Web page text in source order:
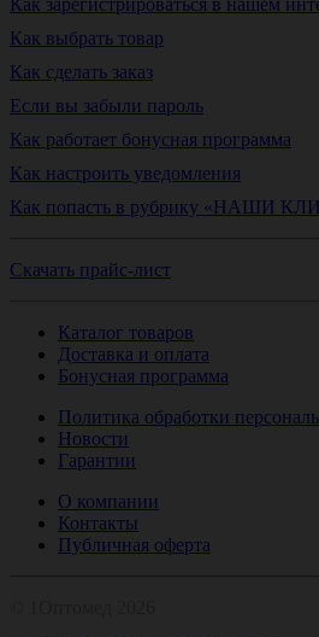
Как зарегистрироваться в нашем
Как выбрать товар
Как сделать заказ
Если вы забыли пароль
Как работает бонусная программа
Как настроить уведомления
Как попасть в рубрику «НАШИ
Скачать прайс-лист
Каталог товаров
Доставка и оплата
Бонусная программа
Политика обработки
Новости
Гарантии
О компании
Контакты
Публичная оферта